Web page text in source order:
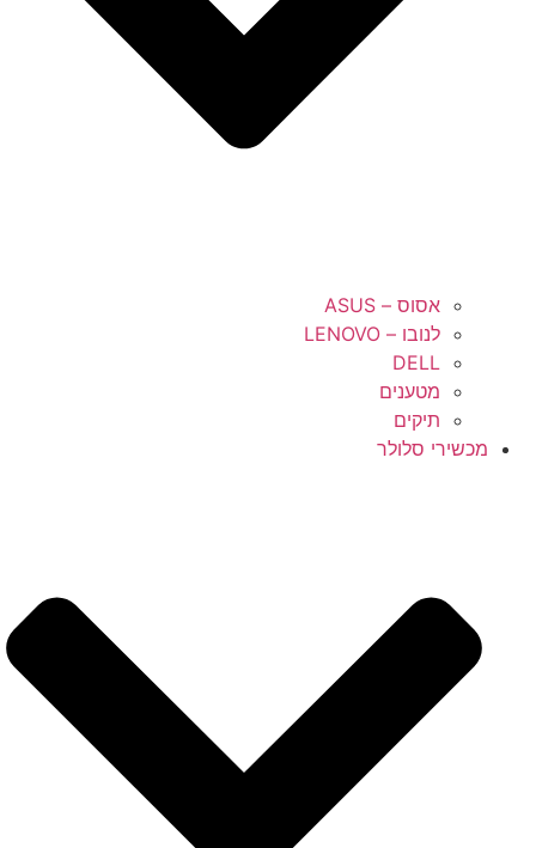
אסוס – ASUS
לנובו – LENOVO
DELL
מטענים
תיקים
מכשירי סלולר